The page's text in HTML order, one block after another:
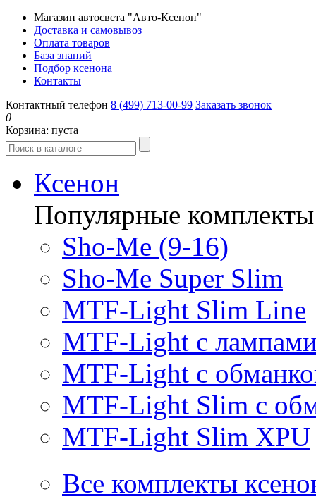
Магазин автосвета "Авто-Ксенон"
Доставка и самовывоз
Оплата товаров
База знаний
Подбор ксенона
Контакты
Контактный телефон 8 (499) 713-00-99 Заказать звонок
0
Корзина: пуста
Ксенон
Популярные комплекты
Sho-Me (9-16)
Sho-Me Super Slim
MTF-Light Slim Line
MTF-Light с
MTF-Light с
MTF-Light Slim с
MTF-Light Slim XPU
Все комплекты